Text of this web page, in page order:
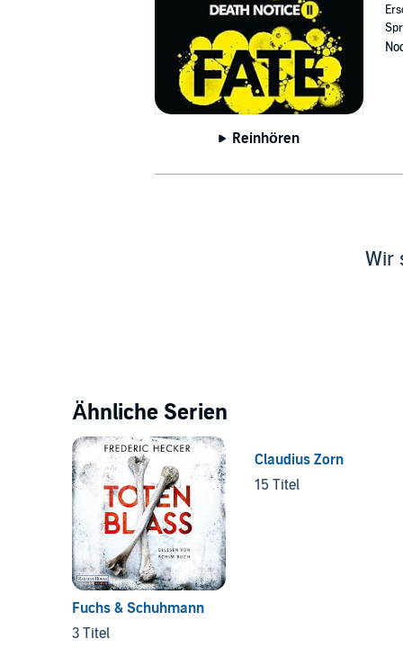
Reinhören
Wir
Ähnliche Serien
Fuchs & Schuhmann
3 Titel
Claudius Zorn
15 Titel